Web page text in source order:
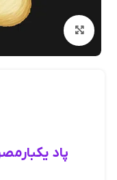
بزرگنمایی تصویر